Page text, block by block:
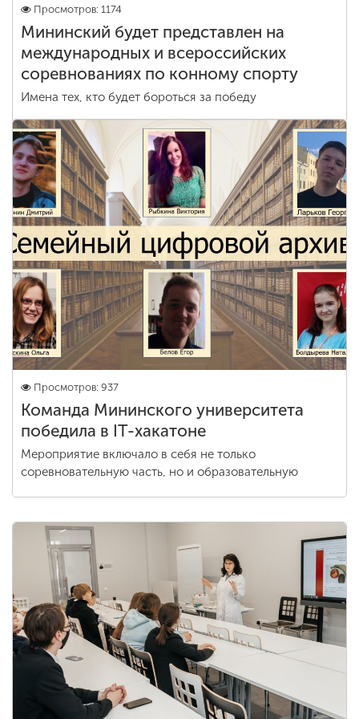
Просмотров: 1174
Мининский будет представлен на
международных и всероссийских
соревнованиях по конному спорту
Имена тех, кто будет бороться за победу
Просмотров: 937
Команда Мининского университета
победила в IT-хакатоне
Мероприятие включало в себя не только
соревновательную часть, но и образовательную